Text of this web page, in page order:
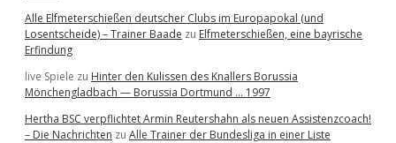
Alle Elfmeterschießen deutscher Clubs im Europapokal (und
Losentscheide) – Trainer Baade zu Elfmeterschießen, eine bayrische
Erfindung
live Spiele zu Hinter den Kulissen des Knallers Borussia
Mönchengladbach — Borussia Dortmund … 1997
Hertha BSC verpflichtet Armin Reutershahn als neuen Assistenzcoach!
– Die Nachrichten zu Alle Trainer der Bundesliga in einer Liste